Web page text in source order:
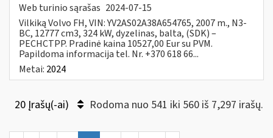
Web turinio sąrašas 2024-07-15
Vilkiką Volvo FH, VIN: YV2AS02A38A654765, 2007 m., N3-
BC, 12777 cm3, 324 kW, dyzelinas, balta, (SDK) –
PECHCTPP. Pradinė kaina 10527,00 Eur su PVM.
Papildoma informacija tel. Nr. +370 618 66...
Metai: 2024
20 Įrašų(-ai) Rodoma nuo 541 iki 560 iš 7,297 irašų.